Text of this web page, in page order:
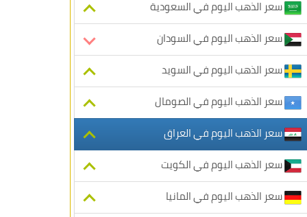
سعر الذهب اليوم في السعودية
سعر الذهب اليوم في السودان
سعر الذهب اليوم في السويد
سعر الذهب اليوم في الصومال
سعر الذهب اليوم في العراق
سعر الذهب اليوم في الكويت
سعر الذهب اليوم في المانيا